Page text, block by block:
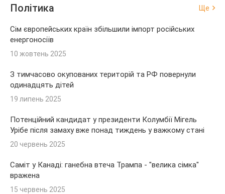
Політика Ще
Сім європейських країн збільшили імпорт російських
енергоносіїв
10 жовтень 2025
З тимчасово окупованих територій та РФ повернули
одинадцять дітей
19 липень 2025
Потенційний кандидат у президенти Колумбії Мігель
Урібе після замаху вже понад тиждень у важкому стані
20 червень 2025
Саміт у Канаді: ганебна втеча Трампа - "велика сімка"
вражена
15 червень 2025